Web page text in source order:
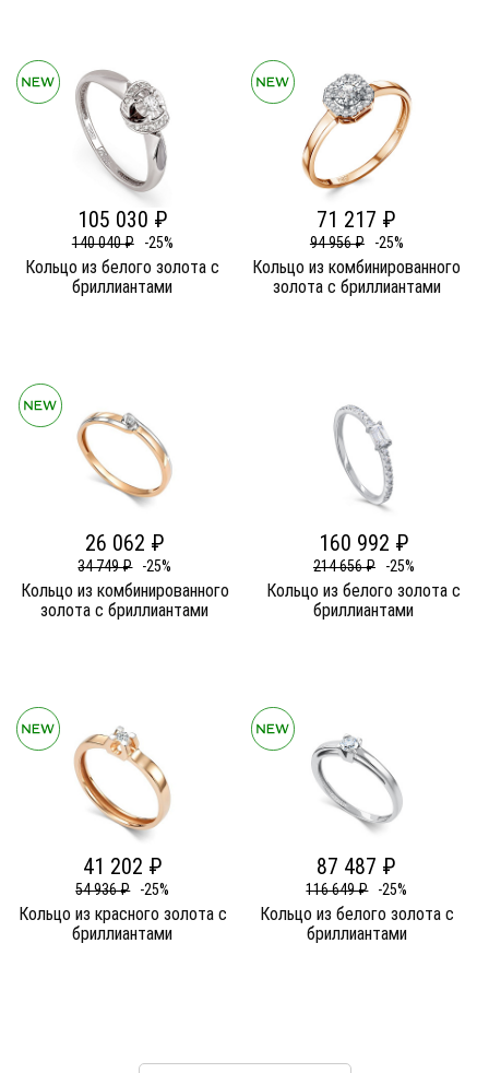
105 030 ₽
140 040 ₽ -25%
Кольцо из белого золота c
бриллиантами
71 217 ₽
94 956 ₽ -25%
Кольцо из комбинированного
золота c бриллиантами
26 062 ₽
34 749 ₽ -25%
Кольцо из комбинированного
золота c бриллиантами
160 992 ₽
214 656 ₽ -25%
Кольцо из белого золота c
бриллиантами
41 202 ₽
54 936 ₽ -25%
Кольцо из красного золота c
бриллиантами
87 487 ₽
116 649 ₽ -25%
Кольцо из белого золота c
бриллиантами